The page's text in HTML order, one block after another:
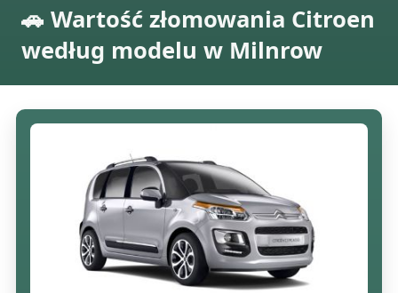
🚗 Wartość złomowania Citroen
według modelu w Milnrow